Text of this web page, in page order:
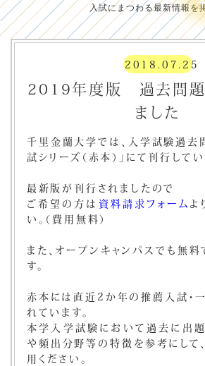
入試にまつわる最新情報を
2018.07.25
2019年度版 過去問題
ました
千里金蘭大学では、入学試験過去
試シリーズ（赤本）」にて刊行してい
最新版が刊行されましたので
ご希望の方は 資料請求フォーム よ
い。（費用無料）
また、オープンキャンパスでも無料
す。
赤本には直近2か年の推薦入試・
れています。
本学入学試験において過去に出
や頻出分野等の特徴を参考にして
用ください。